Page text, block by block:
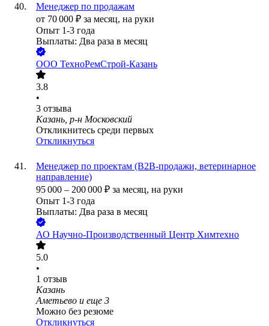
Менеджер по продажам
от 70 000 ₽ за месяц, на руки
Опыт 1-3 года
Выплаты: Два раза в месяц
ООО ТехноРемСтрой-Казань
3.8
•
3 отзыва
Казань, р-н Московский
Откликнитесь среди первых
Откликнуться
Менеджер по проектам (B2B-продажи, ветеринарное
направление)
95 000 – 200 000 ₽ за месяц, на руки
Опыт 1-3 года
Выплаты: Два раза в месяц
АО Научно-Производственный Центр Химтехно
5.0
•
1 отзыв
Казань
Аметьево и еще 3
Можно без резюме
Откликнуться